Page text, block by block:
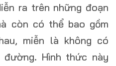
ra trên những đoạn
còn có thể bao gồm
miễn là không có
Hình thức này